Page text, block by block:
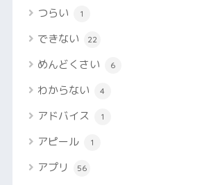
つらい 1
できない 22
めんどくさい 6
わからない 4
アドバイス 1
アピール 1
アプリ 56